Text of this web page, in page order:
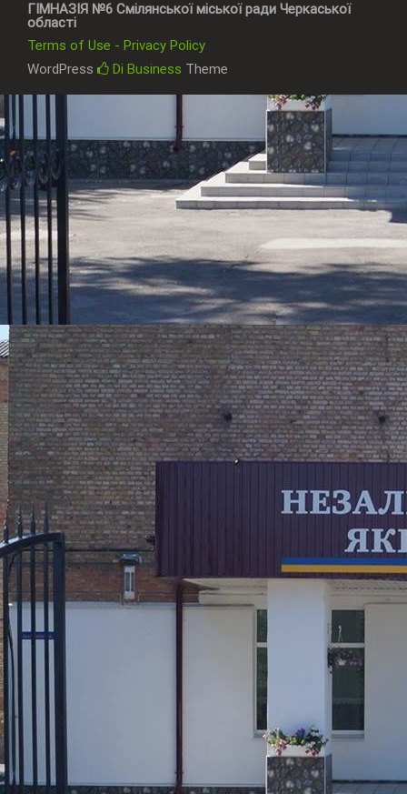
ГІМНАЗІЯ №6 Смілянської міської ради Черкаської
області
Terms of Use - Privacy Policy
WordPress
Di Business Theme